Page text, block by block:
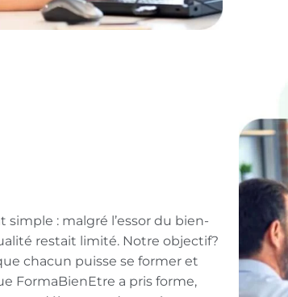
: malgré l’essor du bien-
restait limité. Notre objectif?
chacun puisse se former et
FormaBienEtre a pris forme,